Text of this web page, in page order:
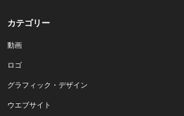
カテゴリー
動画
ロゴ
グラフィック・デザイン
ウエブサイト